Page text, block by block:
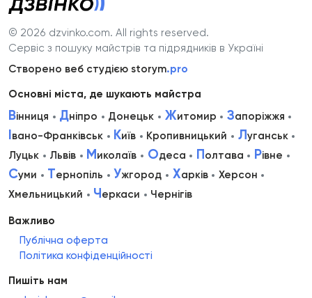
© 2026 dzvinko.com. All rights reserved.
Сервіс з пошуку майстрів та підрядників в Україні
Створено веб студією storym.pro
Основні міста, де шукають майстра
Вінниця Дніпро Донецьк Житомир Запоріжжя
Івано-Франківськ Київ Кропивницький Луганськ
Луцьк
Львів Миколаїв Одеса Полтава Рівне
Суми Тернопіль Ужгород Харків
Херсон
Хмельницький
Черкаси Чернігів
Важливо
Публічна оферта
Політика конфіденційності
Пишіть нам